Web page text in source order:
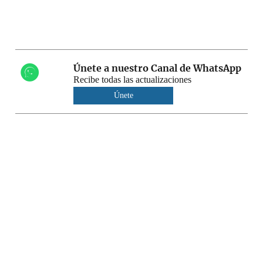
Únete a nuestro Canal de WhatsApp
Recibe todas las actualizaciones
Únete